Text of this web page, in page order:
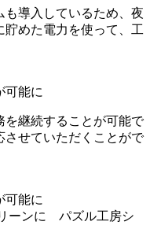
も導入しているため、夜
貯めた電力を使って、工
を継続することが可能で
させていただくことがで